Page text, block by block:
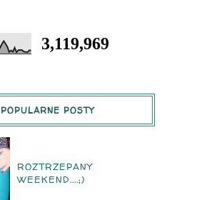
3,119,969
POPULARNE POSTY
ROZTRZEPANY
WEEKEND....;)